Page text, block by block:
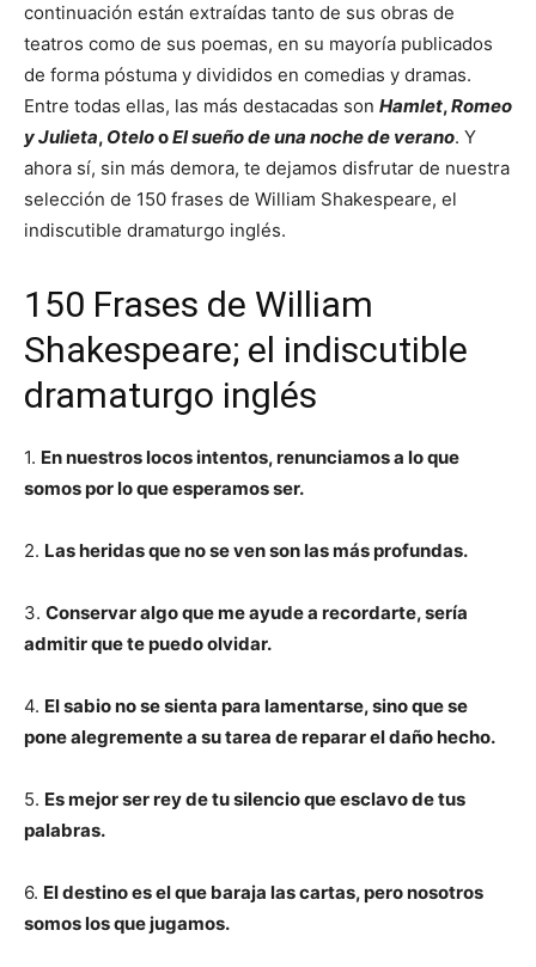
continuación están extraídas tanto de sus obras de
teatros como de sus poemas, en su mayoría publicados
de forma póstuma y divididos en comedias y dramas.
Entre todas ellas, las más destacadas son Hamlet,Romeo
y Julieta, OtelooEl sueño de una noche de verano. Y
ahora sí, sin más demora, te dejamos disfrutar de nuestra
selección de 150 frases de William Shakespeare, el
indiscutible dramaturgo inglés.
150 Frases de William
Shakespeare; el indiscutible
dramaturgo inglés
1. En nuestros locos intentos, renunciamos a lo que
somos por lo que esperamos ser.
2. Las heridas que no se ven son las más profundas.
3. Conservar algo que me ayude a recordarte, sería
admitir que te puedo olvidar.
4. El sabio no se sienta para lamentarse, sino que se
pone alegremente a su tarea de reparar el daño hecho.
5. Es mejor ser rey de tu silencio que esclavo de tus
palabras.
6. El destino es el que baraja las cartas, pero nosotros
somos los que jugamos.